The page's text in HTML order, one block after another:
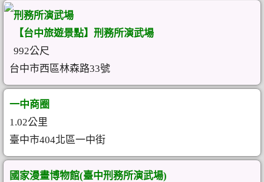
刑務所演武場
【台中旅遊景點】刑務所演武場
992公尺
台中市西區林森路33號
一中商圈
1.02公里
臺中市404北區一中街
國家漫畫博物館(臺中刑務所演武場)